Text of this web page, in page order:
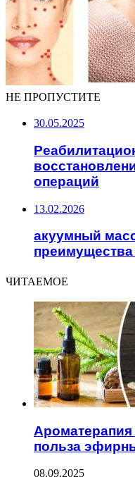
НЕ ПРОПУСТИТЕ
30.05.2025
операций
13.02.2026
акуумный
преимущества
ЧИТАЕМОЕ
польза
08.09.2025